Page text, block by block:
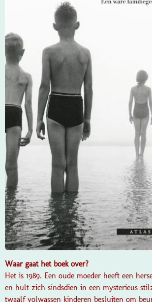
Waar gaat het boek over?
Het is 1989. Een oude moeder heeft een
en hult zich sindsdien in een mysterieus
twaalf volwassen kinderen besluiten om